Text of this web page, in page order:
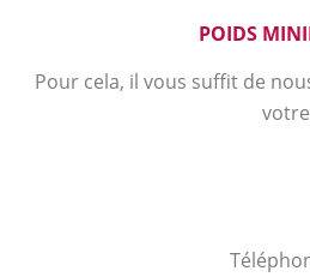
POIDS
Pour cela, il vous suffit de